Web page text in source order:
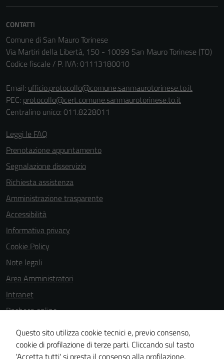
CONTATTI
Comune di San Mauro Torinese
Via Martiri della Libertà, 150 - 10099 San Mauro Torinese (TO)
Codice fiscale / P. IVA: 01113180010
Email: ufficio.protocollo@comune.sanmaurotorinese.to.it
PEC: protocollo@cert.comune.sanmaurotorinese.to.it
Centralino unico: 011.8228011
Leggi le FAQ
Prenotazione appuntamento
Segnalazione disservizio
Richiesta assistenza
Amministrazione trasparente
Accessibilità
Informativa privacy
Cookie Policy
Note legali
Area Amministratori
Intranet
Bacheca online
Dichiarazione di accessibilità
Dichiarazione di accessibilità e modalità di segnalazioni di non
Questo sito utilizza cookie tecnici e, previo consenso,
cookie di profilazione di terze parti. Cliccando sul tasto
'Accetta tutti' si presta il consenso alla profilazione,
del sito e non
possono
disabilitati.
Questi cookie
non raccolgono